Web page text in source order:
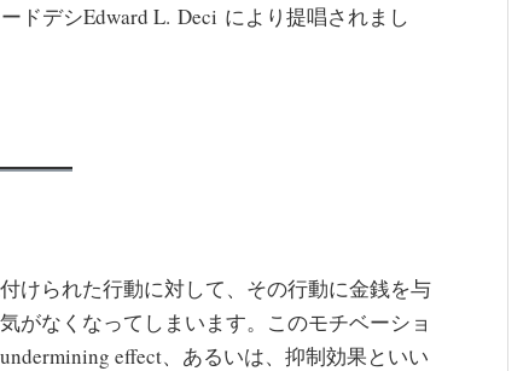
ドデシEdward L. Deci により提唱されまし
けられた行動に対して、その行動に金銭を与
がなくなってしまいます。このモチベーショ
effect、あるいは、抑制効果といい